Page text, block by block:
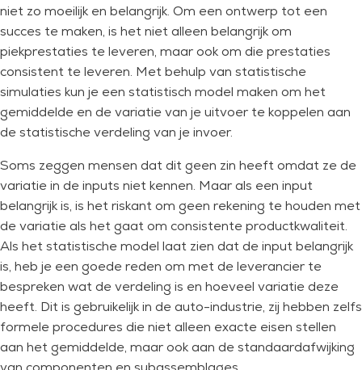
niet zo moeilijk en belangrijk. Om een ontwerp tot een
succes te maken, is het niet alleen belangrijk om
piekprestaties te leveren, maar ook om die prestaties
consistent te leveren. Met behulp van statistische
simulaties kun je een statistisch model maken om het
gemiddelde en de variatie van je uitvoer te koppelen aan
de statistische verdeling van je invoer.
Soms zeggen mensen dat dit geen zin heeft omdat ze de
variatie in de inputs niet kennen. Maar als een input
belangrijk is, is het riskant om geen rekening te houden met
de variatie als het gaat om consistente productkwaliteit.
Als het statistische model laat zien dat de input belangrijk
is, heb je een goede reden om met de leverancier te
bespreken wat de verdeling is en hoeveel variatie deze
heeft. Dit is gebruikelijk in de auto-industrie, zij hebben zelfs
formele procedures die niet alleen exacte eisen stellen
aan het gemiddelde, maar ook aan de standaardafwijking